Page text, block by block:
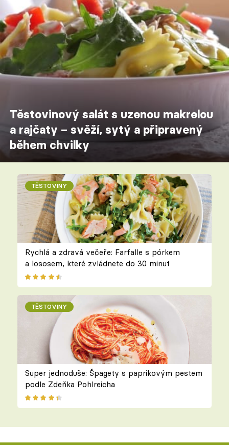
Těstovinový salát s uzenou makrelou
a rajčaty – svěží, sytý a připravený
během chvilky
TĚSTOVINY
Rychlá a zdravá večeře: Farfalle s pórkem
a lososem, které zvládnete do 30 minut
TĚSTOVINY
Super jednoduše: Špagety s paprikovým pestem
podle Zdeňka Pohlreicha